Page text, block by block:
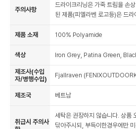
주의사항
드라이크리닝은 가죽 트림을 손
된 제품(피엘라벤 로고등)은 드
제품 소재 100% Polyamide
색상 Iron Grey, Patina Green,
제조사(수입
자/병행수입)
Fjallraven
제조국 베트남
취급시 주의사
세탁은 권장하지 않습니다. 상품
닦아주시되, 부득이한경우에만